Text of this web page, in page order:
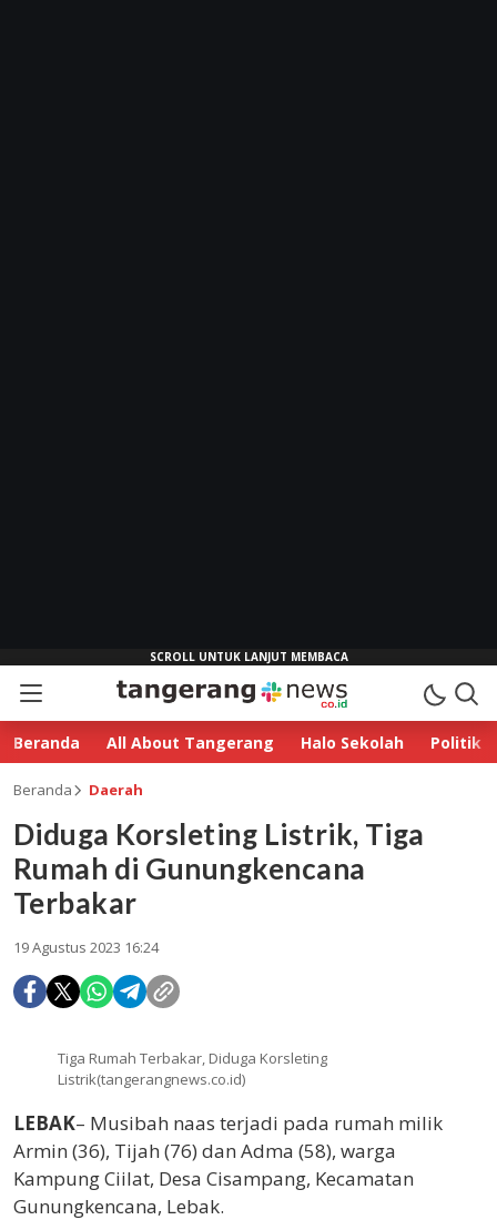
Beranda All About Tangerang Halo Sekolah Politik
Beranda Daerah
Diduga Korsleting Listrik, Tiga
Rumah di Gunungkencana
Terbakar
19 Agustus 2023 16:24
Tiga Rumah Terbakar, Diduga Korsleting
Listrik(tangerangnews.co.id)
LEBAK– Musibah naas terjadi pada rumah milik
Armin (36), Tijah (76) dan Adma (58), warga
Kampung Ciilat, Desa Cisampang, Kecamatan
Gunungkencana, Lebak.